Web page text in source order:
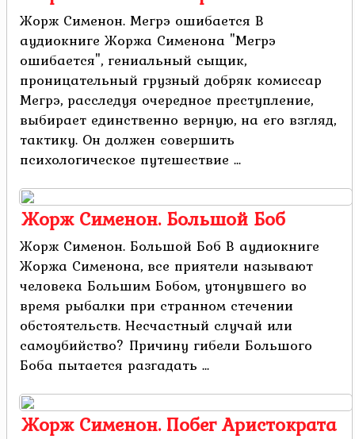
Жорж Сименон. Мегрэ ошибается В
аудиокниге Жоржа Сименона "Мегрэ
ошибается", гениальный сыщик,
проницательный грузный добряк комиссар
Мегрэ, расследуя очередное преступление,
выбирает единственно верную, на его взгляд,
тактику. Он должен совершить
психологическое путешествие ...
Жорж Сименон. Большой Боб
Жорж Сименон. Большой Боб В аудиокниге
Жоржа Сименона, все приятели называют
человека Большим Бобом, утонувшего во
время рыбалки при странном стечении
обстоятельств. Несчастный случай или
самоубийство? Причину гибели Большого
Боба пытается разгадать ...
Жорж Сименон. Побег Аристократа